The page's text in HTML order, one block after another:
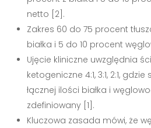
netto [2].
Zakres 60 do 75 procent
białka i 5 do 10 procent
Ujęcie kliniczne uwzględnia
ketogeniczne 4:1, 3:1, 2:1,
łącznej ilości białka i
zdefiniowany [1].
Kluczowa zasada mówi, że